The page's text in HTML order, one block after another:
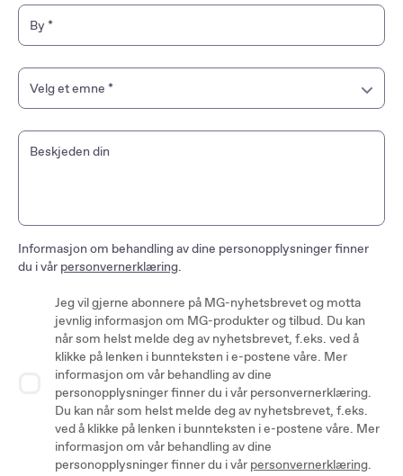
By*
Velg et emne *
Ønsker kontakt med forhandler
Beskjeden din
Informasjon om behandling av dine personopplysninger finner
du i vår personvernerklæring.
Jeg vil gjerne abonnere på MG-nyhetsbrevet og motta
jevnlig informasjon om MG-produkter og tilbud. Du kan
når som helst melde deg av nyhetsbrevet, f.eks. ved å
klikke på lenken i bunnteksten i e-postene våre. Mer
informasjon om vår behandling av dine
personopplysninger finner du i vår personvernerklæring.
Du kan når som helst melde deg av nyhetsbrevet, f.eks.
ved å klikke på lenken i bunnteksten i e-postene våre. Mer
informasjon om vår behandling av dine
personopplysninger finner du i vår personvernerklæring.